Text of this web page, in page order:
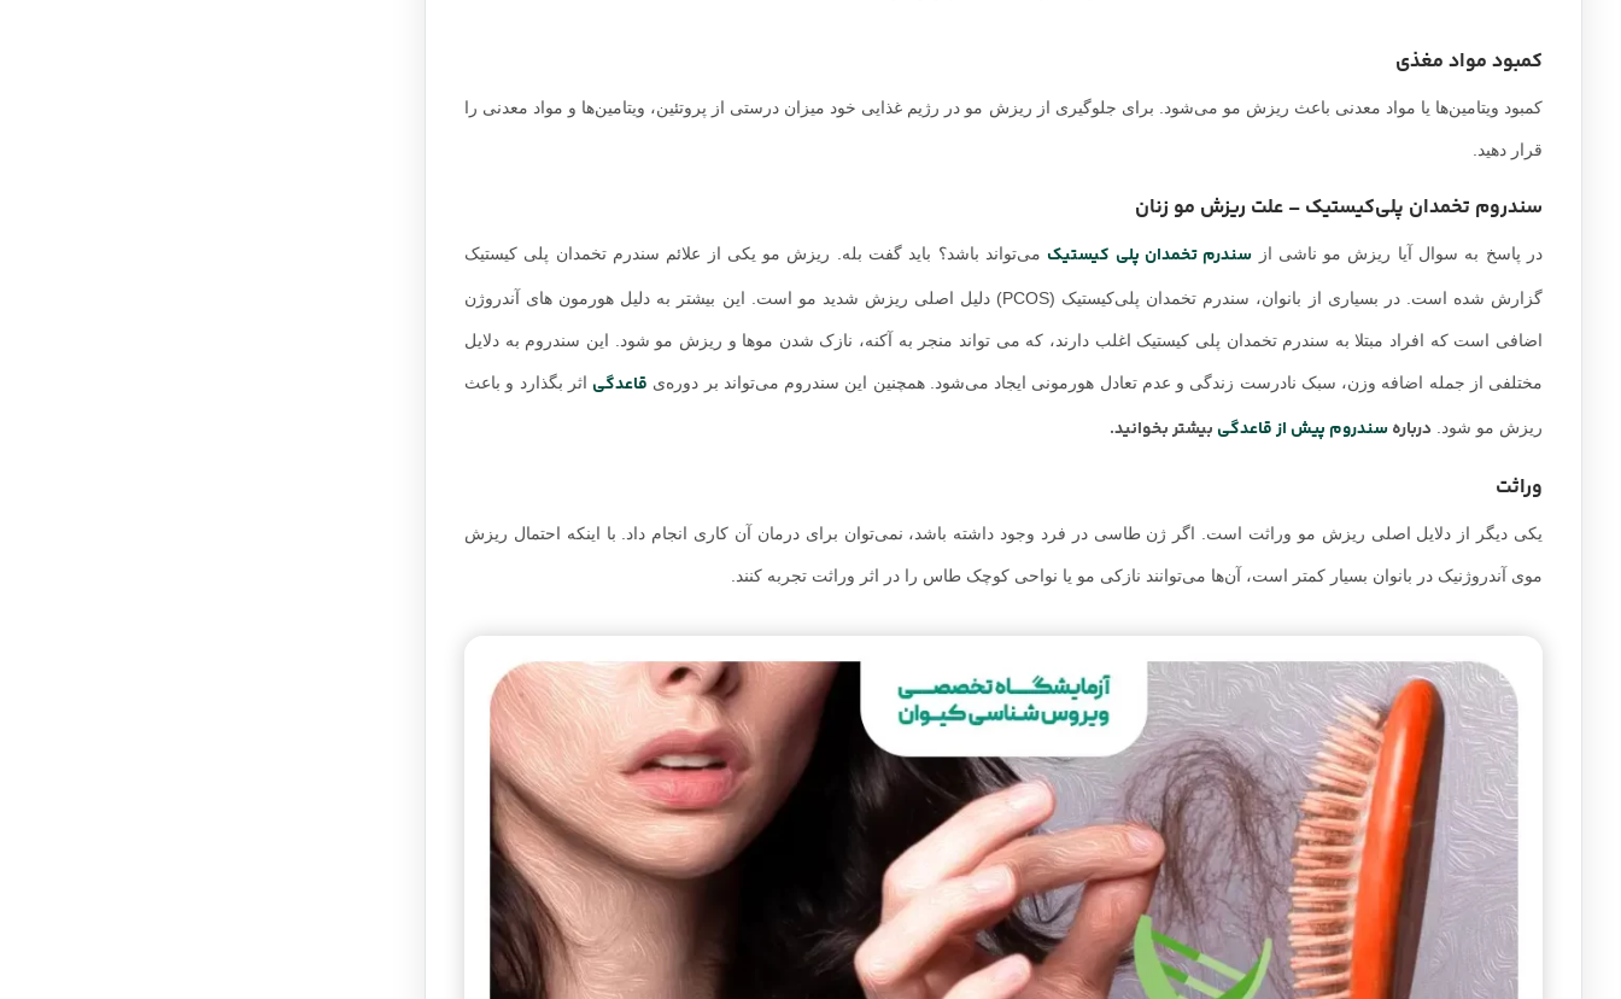
کمبود مواد مغذی
کمبود ویتامین‌ها یا مواد معدنی باعث ریزش مو می‌شود. برای جلوگیری از ریزش مو در رژیم غذایی خود میزان درستی از پروتئین، ویتامین‌ها و مواد معدنی را
قرار دهید.
سندروم تخمدان پلی‌کیستیک – علت ریزش مو زنان
در پاسخ به سوال آیا ریزش مو ناشی از سندرم تخمدان پلی کیستیک می‌تواند باشد؟ باید گفت بله. ریزش مو یکی از علائم سندرم تخمدان پلی کیستیک
گزارش شده است. در بسیاری از بانوان، سندرم تخمدان پلی‌کیستیک (PCOS) دلیل اصلی ریزش شدید مو است. این بیشتر به دلیل هورمون های آندروژن
اضافی است که افراد مبتلا به سندرم تخمدان پلی کیستیک اغلب دارند، که می تواند منجر به آکنه، نازک شدن موها و ریزش مو شود. این سندروم به دلایل
مختلفی از جمله اضافه وزن، سبک نادرست زندگی و عدم تعادل هورمونی ایجاد می‌شود. همچنین این سندروم می‌تواند بر دوره‌ی قاعدگی اثر بگذارد و باعث
ریزش مو شود. دربارهسندروم پیش از قاعدگی بیشتر بخوانید.
وراثت
یکی دیگر از دلایل اصلی ریزش مو وراثت است. اگر ژن طاسی در فرد وجود داشته باشد، نمی‌توان برای درمان آن کاری انجام داد. با اینکه احتمال ریزش
موی آندروژنیک در بانوان بسیار کمتر است، آن‌ها می‌توانند نازکی مو یا نواحی کوچک طاس را در اثر وراثت تجربه کنند.